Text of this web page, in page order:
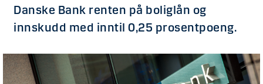
Danske Bank renten på boliglån og
innskudd med inntil 0,25 prosentpoeng.